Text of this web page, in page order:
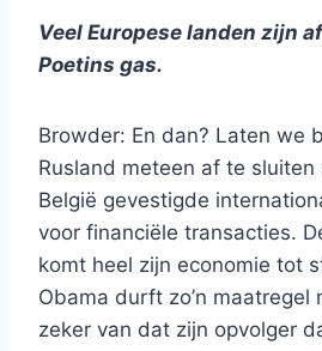
Veel Europese landen zijn
Poetins gas.
Browder: En dan? Laten we
Rusland meteen af te sluiten
België gevestigde
voor financiële transacties.
komt heel zijn economie tot
Obama durft zo’n maatregel
zeker van dat zijn opvolger